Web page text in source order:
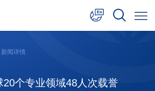
日本語
新闻详情
个专业领域48人次载誉